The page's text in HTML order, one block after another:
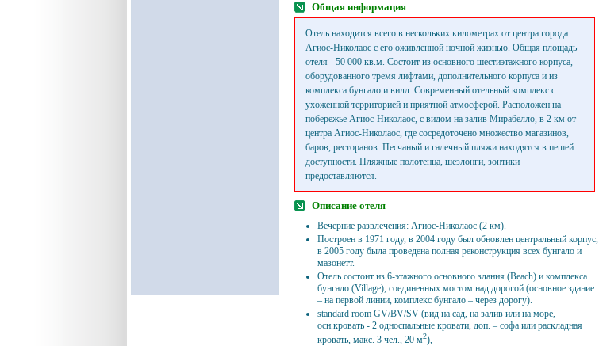
Общая информация
Отель находится всего в нескольких километрах от центра города
Агиос-Николаос с его оживленной ночной жизнью. Общая площадь
отеля - 50 000 кв.м. Состоит из основного шестиэтажного корпуса,
оборудованного тремя лифтами, дополнительного корпуса и из
комплекса бунгало и вилл. Современный отельный комплекс с
ухоженной территорией и приятной атмосферой. Расположен на
побережье Агиос-Николаос, с видом на залив Мирабелло, в 2 км от
центра Агиос-Николаос, где сосредоточено множество магазинов,
баров, ресторанов. Песчаный и галечный пляжи находятся в пешей
доступности. Пляжные полотенца, шезлонги, зонтики
предоставляются.
Описание отеля
Вечерние развлечения: Агиос-Николаос (2 км).
Построен в 1971 году, в 2004 году был обновлен центральный корпус,
в 2005 году была проведена полная реконструкция всех бунгало и
мазонетт.
Отель состоит из 6-этажного основного здания (Beach) и комплекса
бунгало (Village), соединенных мостом над дорогой (основное здание
– на первой линии, комплекс бунгало – через дорогу).
standard room GV/BV/SV (вид на сад, на залив или на море,
осн.кровать - 2 односпальные кровати, доп. – софа или раскладная
кровать, макс. 3 чел., 20 м2),